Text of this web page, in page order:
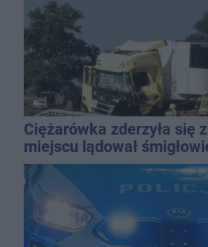
Ciężarówka zderzyła się
miejscu lądował